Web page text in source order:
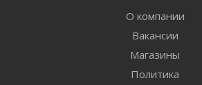
О компании
Вакансии
Магазины
Политика